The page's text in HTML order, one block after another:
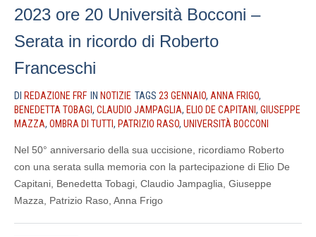
2023 ore 20 Università Bocconi –
Serata in ricordo di Roberto
Franceschi
DI REDAZIONE FRF IN NOTIZIE TAGS 23 GENNAIO, ANNA FRIGO,
BENEDETTA TOBAGI , CLAUDIO JAMPAGLIA, ELIO DE CAPITANI , GIUSEPPE
MAZZA, OMBRA DI TUTTI, PATRIZIO RASO, UNIVERSITÀ BOCCONI
Nel 50° anniversario della sua uccisione, ricordiamo Roberto
con una serata sulla memoria con la partecipazione di Elio De
Capitani, Benedetta Tobagi, Claudio Jampaglia, Giuseppe
Mazza, Patrizio Raso, Anna Frigo